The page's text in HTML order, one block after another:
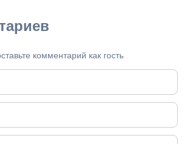
комментарий как гость